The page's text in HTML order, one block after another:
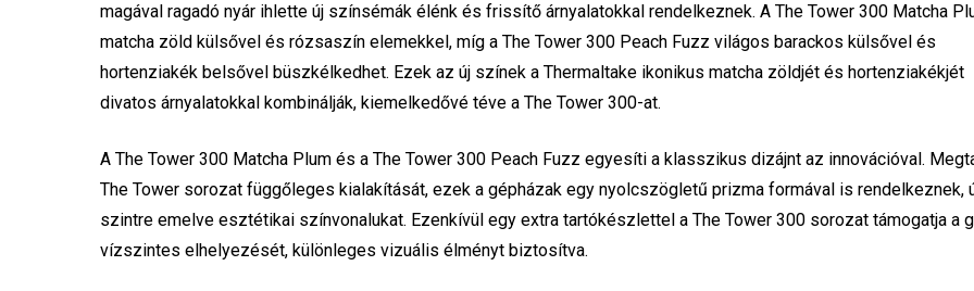
magával ragadó nyár ihlette új színsémák élénk és frissítő árnyalatokkal rendelkeznek. A The Tower 300 Matcha
matcha zöld külsővel és rózsaszín elemekkel, míg a The Tower 300 Peach Fuzz világos barackos külsővel és
hortenziakék belsővel büszkélkedhet. Ezek az új színek a Thermaltake ikonikus matcha zöldjét és hortenziakékjét
divatos árnyalatokkal kombinálják, kiemelkedővé téve a The Tower 300-at.
A The Tower 300 Matcha Plum és a The Tower 300 Peach Fuzz egyesíti a klasszikus dizájnt az innovációval.
The Tower sorozat függőleges kialakítását, ezek a gépházak egy nyolcszögletű prizma formával is rendelkeznek,
szintre emelve esztétikai színvonalukat. Ezenkívül egy extra tartókészlettel a The Tower 300 sorozat támogatja a
vízszintes elhelyezését, különleges vizuális élményt biztosítva.